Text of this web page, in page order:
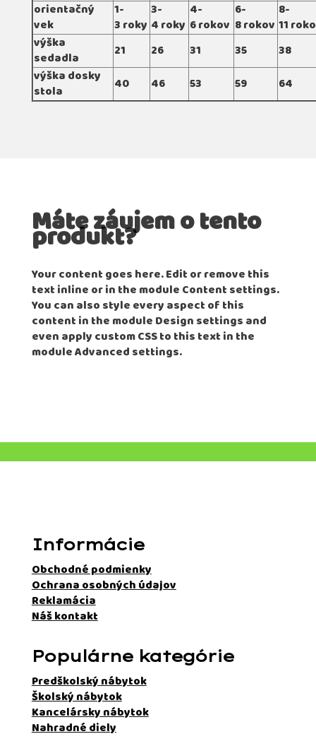
orientačný
vek
1-
3 roky
3-
4 roky
4-
6 rokov
6-
8 rokov
8-
11
výška
sedadla
21 26 31 35
38
výška dosky
stola
40 46 53 59 64
Máte záujem o tento
produkt?
Your content goes here. Edit or remove this
text inline or in the module Content settings.
You can also style every aspect of this
content in the module Design settings and
even apply custom CSS to this text in the
module Advanced settings.
Informácie
Obchodné podmienky
Ochrana osobných údajov
Reklamácia
Náš kontakt
Populárne kategórie
Predškolský nábytok
Školský nábytok
Kancelársky nábytok
Nahradné diely